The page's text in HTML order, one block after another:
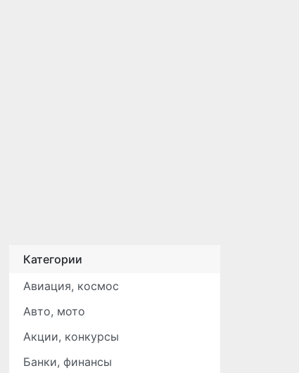
Категории
Авиация, космос
Авто, мото
Акции, конкурсы
Банки, финансы